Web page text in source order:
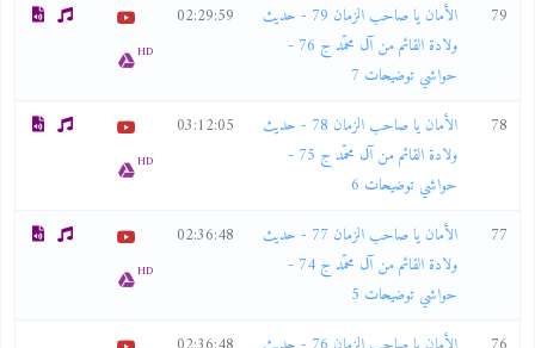
79
الأمان يا صاحب الزمان 79 - حديث
ولادة القائم من آل محمّد ج 76 -
حواشي توضيحات 7
02:29:59
HD
78
الأمان يا صاحب الزمان 78 - حديث
ولادة القائم من آل محمّد ج 75 -
حواشي توضيحات 6
03:12:05
HD
77
الأمان يا صاحب الزمان 77 - حديث
ولادة القائم من آل محمّد ج 74 -
حواشي توضيحات 5
02:36:48
HD